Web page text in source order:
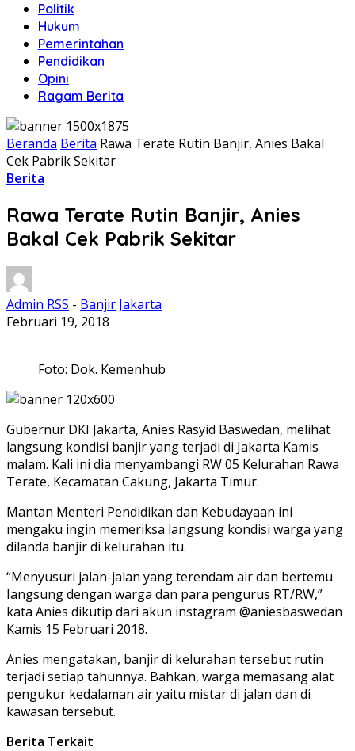
Politik
Hukum
Pemerintahan
Pendidikan
Opini
Ragam Berita
Beranda Berita Rawa Terate Rutin Banjir, Anies Bakal
Cek Pabrik Sekitar
Berita
Rawa Terate Rutin Banjir, Anies
Bakal Cek Pabrik Sekitar
Admin RSS - Banjir Jakarta
Februari 19, 2018
Foto: Dok. Kemenhub
Gubernur DKI Jakarta, Anies Rasyid Baswedan, melihat
langsung kondisi banjir yang terjadi di Jakarta Kamis
malam. Kali ini dia menyambangi RW 05 Kelurahan Rawa
Terate, Kecamatan Cakung, Jakarta Timur.
Mantan Menteri Pendidikan dan Kebudayaan ini
mengaku ingin memeriksa langsung kondisi warga yang
dilanda banjir di kelurahan itu.
“Menyusuri jalan-jalan yang terendam air dan bertemu
Iangsung dengan warga dan para pengurus RT/RW,”
kata Anies dikutip dari akun instagram @aniesbaswedan
Kamis 15 Februari 2018.
Anies mengatakan, banjir di kelurahan tersebut rutin
terjadi setiap tahunnya. Bahkan, warga memasang alat
pengukur kedalaman air yaitu mistar di jalan dan di
kawasan tersebut.
Berita Terkait